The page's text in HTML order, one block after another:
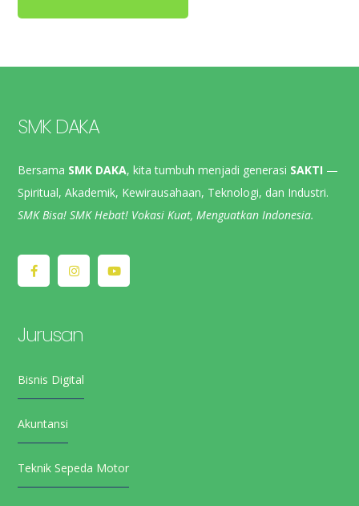
SMK DAKA
Bersama SMK DAKA, kita tumbuh menjadi generasi SAKTI —
Spiritual, Akademik, Kewirausahaan, Teknologi, dan Industri.
SMK Bisa! SMK Hebat! Vokasi Kuat, Menguatkan Indonesia.
Jurusan
Bisnis Digital
Akuntansi
Teknik Sepeda Motor